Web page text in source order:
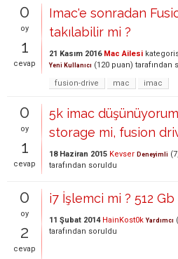
0
oy
1
cevap
Imac'e sonradan
takılabilir mi ?
21 Kasım 2016 Mac Ailesi
Yeni Kullanıcı (120 puan) tarafından
fusion-drive
mac imac
0
oy
1
cevap
5k imac
storage mi, fusion
18 Haziran 2015 Kevser Deneyimli (
tarafından soruldu
0
oy
2
cevap
i7 İşlemci mi ? 512 Gb
11 Şubat 2014 HainKost0k Yardımcı (
tarafından soruldu